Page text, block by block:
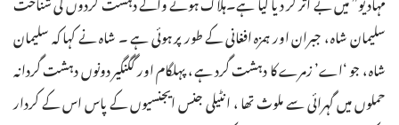
سلیمان شاہ ، جبران اور ہمزہ افغانی کے طور پر ہوئی ہے ۔ شاہ نے کہا کہ سلیمان
شاہ ، جو ‘اے’ زمرے کا دہشت گرد ہے ، پہلگام اور گگنگیر دونوں دہشت گردانہ
حملوں میں گہرائی سے ملوث تھا ، انٹیلی جنس ایجنسیوں کے پاس اس کے کردار